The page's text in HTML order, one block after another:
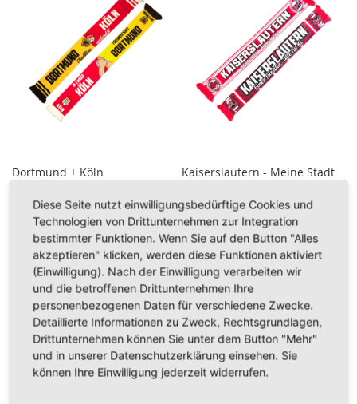
Dortmund + Köln
16,95 €
Inkl. 19% Steuern,exkl.
Versandkosten
In den Warenkorb
ZUR
WUNSCHLISTE
HINZUFÜGEN
Kaiserslautern - Meine Stadt
16,95 €
Inkl. 19% Steuern,exkl.
Versandkosten
In den Warenkorb
ZUR
WUNSCHLISTE
HINZUFÜGEN
Diese Seite nutzt einwilligungsbedürftige Cookies und
Technologien von Drittunternehmen zur Integration
bestimmter Funktionen. Wenn Sie auf den Button "Alles
akzeptieren" klicken, werden diese Funktionen aktiviert
(Einwilligung). Nach der Einwilligung verarbeiten wir
und die betroffenen Drittunternehmen Ihre
personenbezogenen Daten für verschiedene Zwecke.
Detaillierte Informationen zu Zweck, Rechtsgrundlagen,
Drittunternehmen können Sie unter dem Button "Mehr"
und in unserer Datenschutzerklärung einsehen. Sie
können Ihre Einwilligung jederzeit widerrufen.